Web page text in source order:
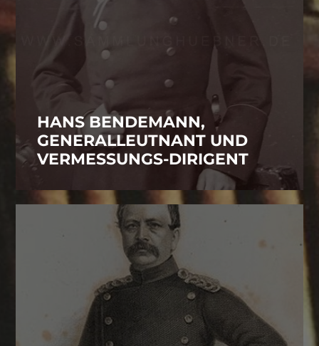
HANS BENDEMANN,
GENERALLEUTNANT UND
VERMESSUNGS-DIRIGENT